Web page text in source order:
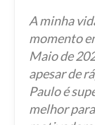
A minha
momento
Maio de
apesar de
Paulo é
melhor